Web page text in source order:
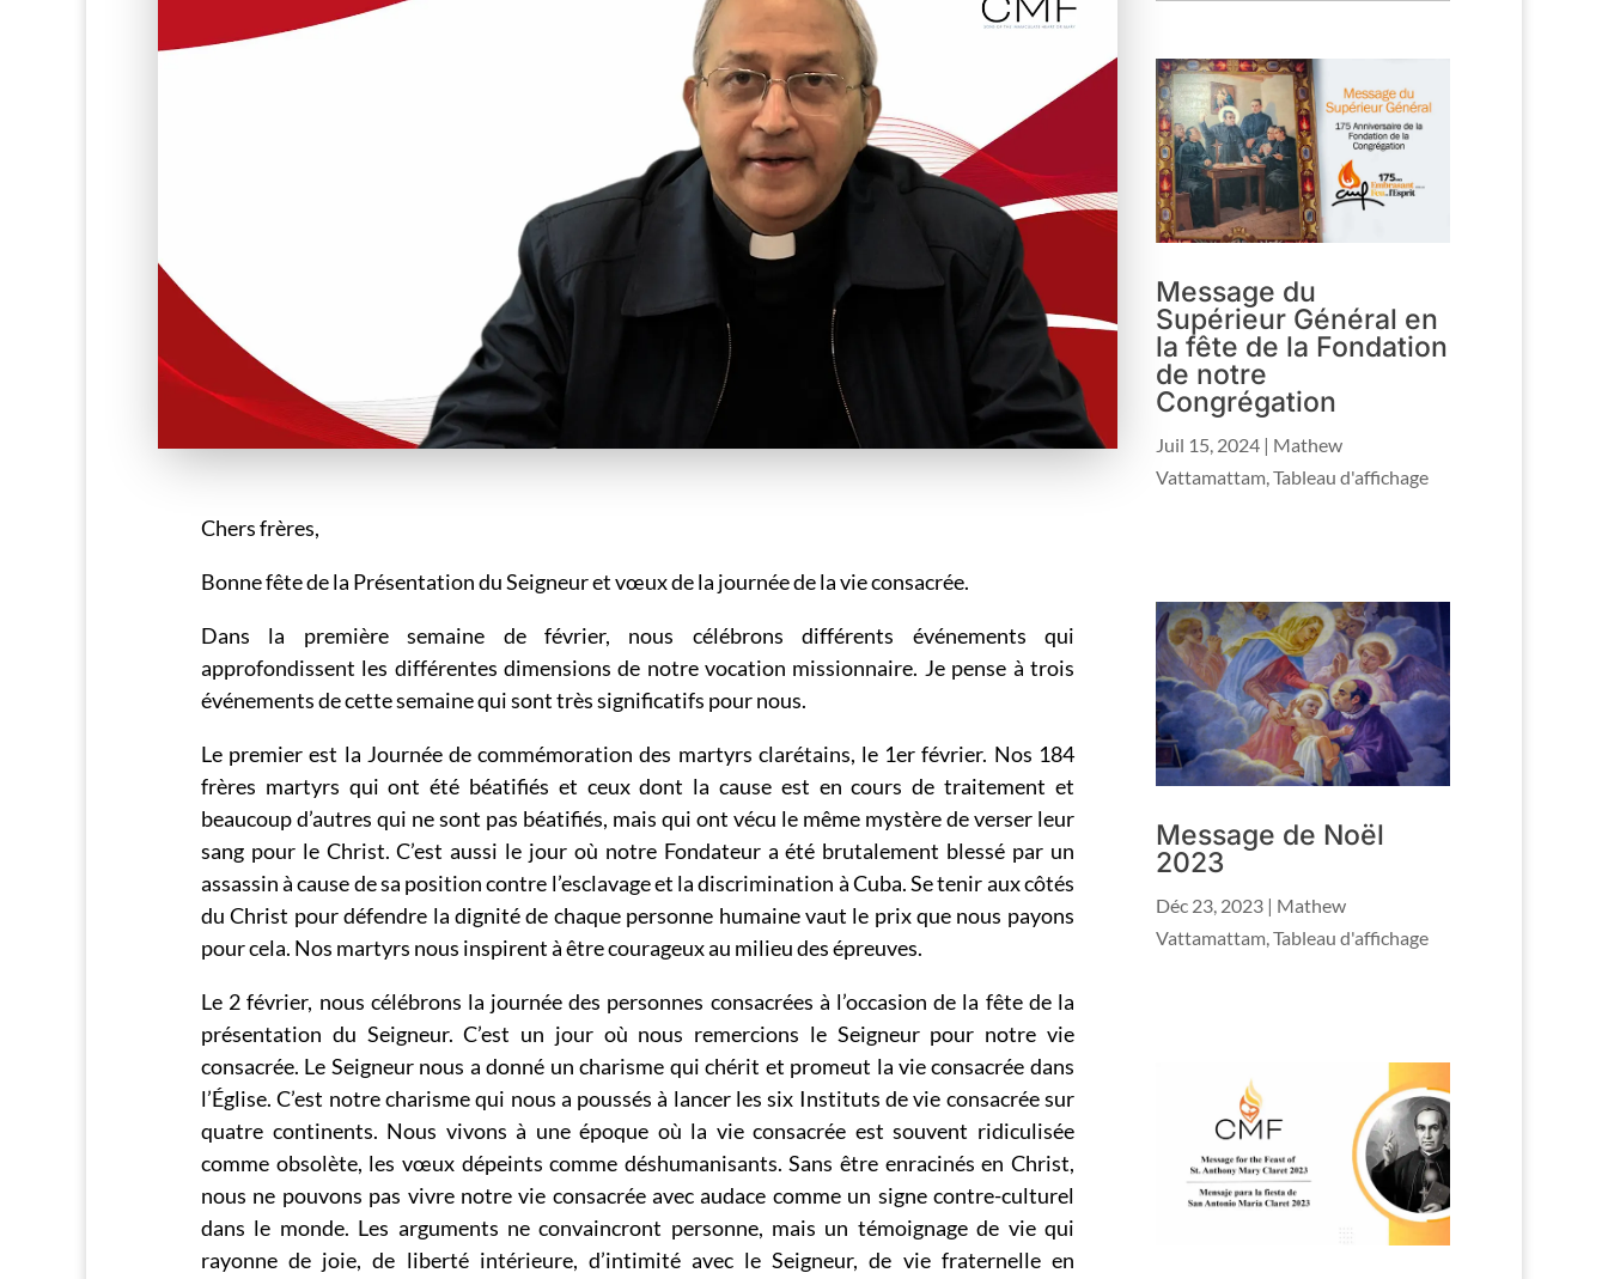
Chers frères,
Bonne fête de la Présentation du Seigneur et vœux de la journée de la vie consacrée.
Dans la première semaine de février, nous célébrons différents événements qui
approfondissent les différentes dimensions de notre vocation missionnaire. Je pense à trois
événements de cette semaine qui sont très significatifs pour nous.
Le premier est la Journée de commémoration des martyrs clarétains, le 1er février. Nos 184
frères martyrs qui ont été béatifiés et ceux dont la cause est en cours de traitement et
beaucoup d’autres qui ne sont pas béatifiés, mais qui ont vécu le même mystère de verser leur
sang pour le Christ. C’est aussi le jour où notre Fondateur a été brutalement blessé par un
assassin à cause de sa position contre l’esclavage et la discrimination à Cuba. Se tenir aux côtés
du Christ pour défendre la dignité de chaque personne humaine vaut le prix que nous payons
pour cela. Nos martyrs nous inspirent à être courageux au milieu des épreuves.
Le 2 février, nous célébrons la journée des personnes consacrées à l’occasion de la fête de la
présentation du Seigneur. C’est un jour où nous remercions le Seigneur pour notre vie
consacrée. Le Seigneur nous a donné un charisme qui chérit et promeut la vie consacrée dans
l’Église. C’est notre charisme qui nous a poussés à lancer les six Instituts de vie consacrée sur
quatre continents. Nous vivons à une époque où la vie consacrée est souvent ridiculisée
comme obsolète, les vœux dépeints comme déshumanisants. Sans être enracinés en Christ,
nous ne pouvons pas vivre notre vie consacrée avec audace comme un signe contre-culturel
dans le monde. Les arguments ne convaincront personne, mais un témoignage de vie qui
rayonne de joie, de liberté intérieure, d’intimité avec le Seigneur, de vie fraternelle en
Message du
Supérieur Général en
la fête de la Fondation
de notre
Congrégation
Juil 15, 2024 | Mathew
Vattamattam,Tableau d'affichage
Message de Noël
2023
Déc 23, 2023 | Mathew
Vattamattam ,Tableau d'affichage